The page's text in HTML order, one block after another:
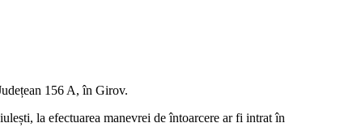
156 A, în Girov.
la efectuarea manevrei de întoarcere ar fi intrat în